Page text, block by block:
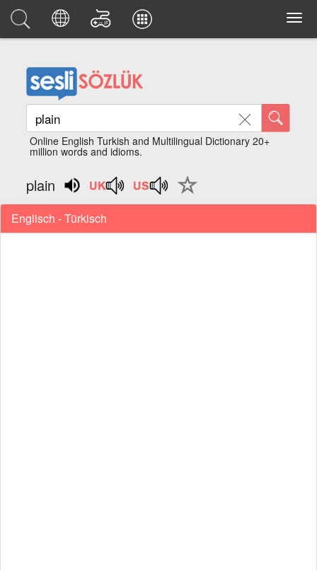
Online English Turkish and Multilingual Dictionary 20+
million words and idioms.
plain
Englisch - Türkisch